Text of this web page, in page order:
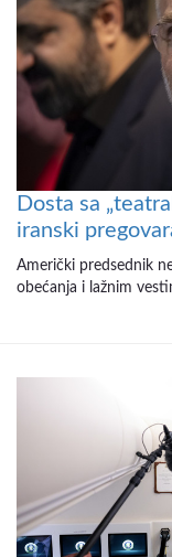
Dosta sa
iranski
Američki predsednik
obećanja i lažnim